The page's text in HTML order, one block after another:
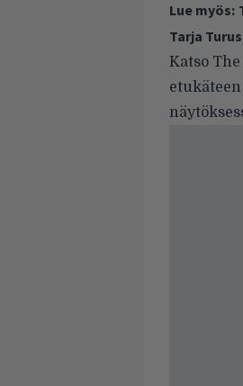
Lue myös:
Tarja
Katso